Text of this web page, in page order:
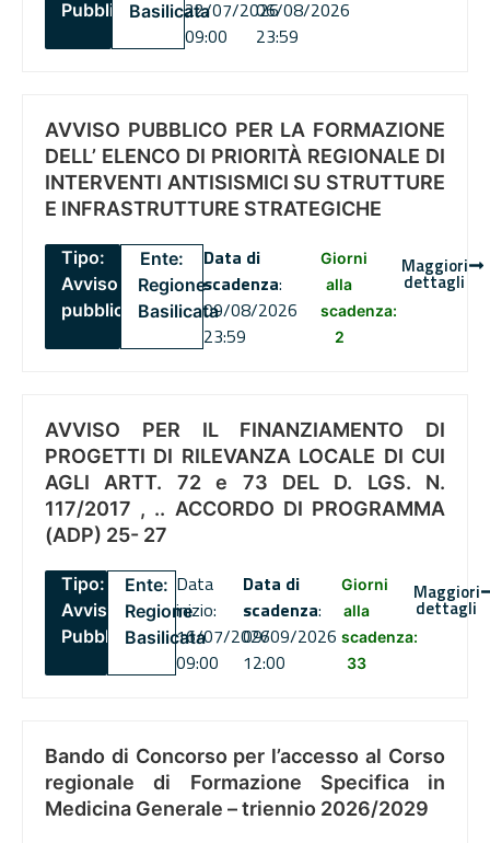
PubblicoBasilicata22/07/2026
09:00
06/08/2026
23:59
AVVISO PUBBLICO PER LA FORMAZIONE
DELL’ ELENCO DI PRIORITÀ REGIONALE DI
INTERVENTI ANTISISMICI SU STRUTTURE
E INFRASTRUTTURE STRATEGICHE
Tipo:
Avviso
pubblico
Ente:
Regione
Basilicata
Data di
scadenza:
09/08/2026
23:59
Giorni
alla
scadenza:
2
Maggiori
dettagli
AVVISO PER IL FINANZIAMENTO DI
PROGETTI DI RILEVANZA LOCALE DI CUI
AGLI ARTT. 72 e 73 DEL D. LGS. N.
117/2017 , .. ACCORDO DI PROGRAMMA
(ADP) 25- 27
Tipo:
Avviso
Pubblico
Ente:
Regione
Basilicata
Data
inizio:
16/07/2026
09:00
Data di
scadenza:
09/09/2026
12:00
Giorni
alla
scadenza:
33
Maggiori
dettagli
Bando di Concorso per l’accesso al Corso
regionale di Formazione Specifica in
Medicina Generale – triennio 2026/2029